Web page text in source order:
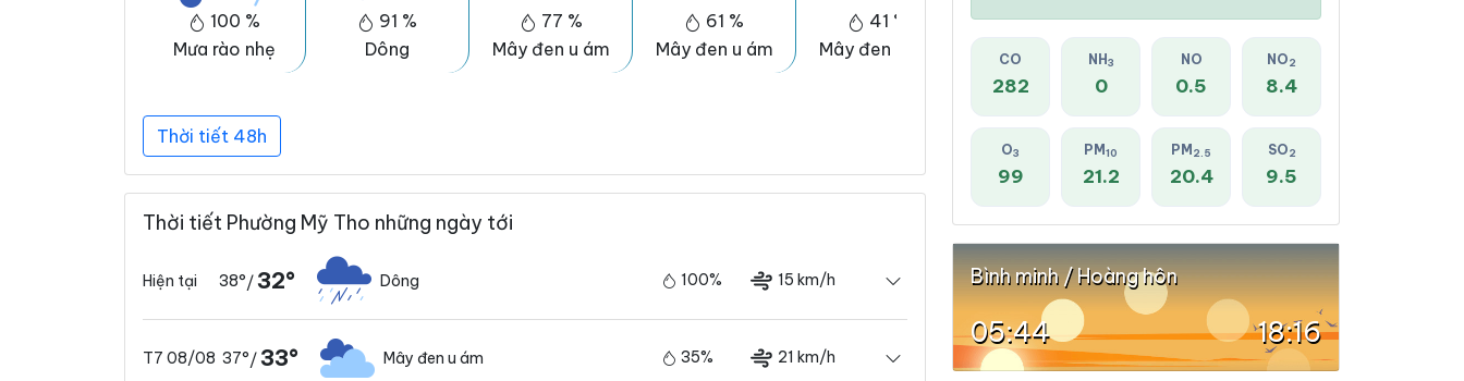
100 %
Mưa rào nhẹ
91 %
Dông
77 %
Mây đen u ám
61 %
Mây đen u ám
41 %
Mây đen u ám
19 %
Mây đen u ám
3 %
Mây đen u ám
Thời tiết 48h
Thời tiết Phường Mỹ Tho những ngày tới
Hiện tại 38°/32° Dông 100% 15 km/h
T7 08/08 37°/33° Mây đen u ám 35% 21 km/h
CO
282
NH 3
0
NO
0.5
NO2
8.4
O3
99
PM 10
21.2
PM 2.5
20.4
SO2
9.5
Bình minh / Hoàng hôn
05:44 18:16